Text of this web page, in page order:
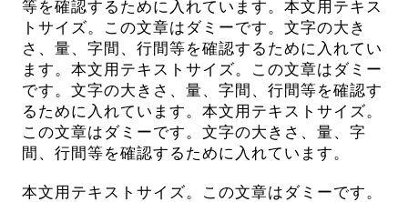
等を確認するために入れています。本文用テキス
トサイズ。この文章はダミーです。文字の大き
さ、量、字間、行間等を確認するために入れてい
ます。本文用テキストサイズ。この文章はダミー
です。文字の大きさ、量、字間、行間等を確認す
るために入れています。本文用テキストサイズ。
この文章はダミーです。文字の大きさ、量、字
間、行間等を確認するために入れています。
本文用テキストサイズ。この文章はダミーです。